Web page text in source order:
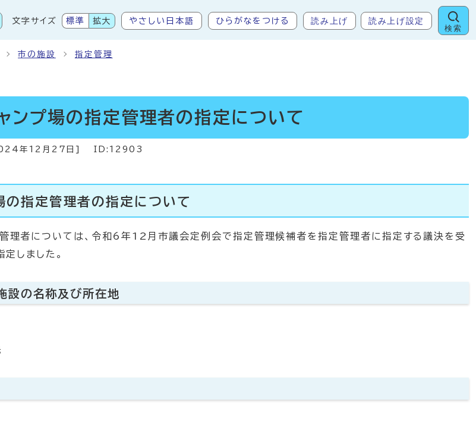
文字サイズ 標準 拡大 やさしい日本語 ひらがなをつける 読み上げ 読み上げ設定
検索
市の施設 指定管理
ンプ場の指定管理者の指定について
年12月27日 ID:12903
の指定管理者の指定について
理者については、令和6年12月市議会定例会で指定管理候補者を指定管理者に指定する議決を受
しました。
設の名称及び所在地